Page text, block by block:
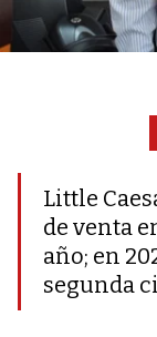
Little
de venta
año; en
segunda